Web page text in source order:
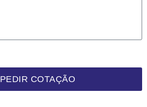
PEDIR COTAÇÃO